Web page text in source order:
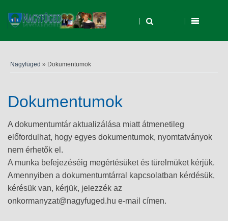
Nagyfüged » Dokumentumok
Dokumentumok
A dokumentumtár aktualizálása miatt átmenetileg
előfordulhat, hogy egyes dokumentumok, nyomtatványok
nem érhetők el.
A munka befejezéséig megértésüket és türelmüket kérjük.
Amennyiben a dokumentumtárral kapcsolatban kérdésük,
kérésük van, kérjük, jelezzék az
onkormanyzat@nagyfuged.hu e-mail címen.